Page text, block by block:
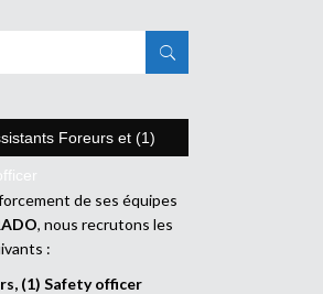
Foreurs et (1)
de ses équipes
, nous recrutons les
:
(1) Safety officer